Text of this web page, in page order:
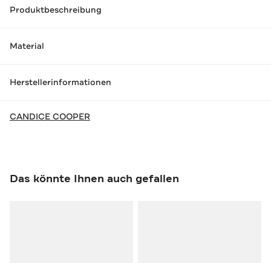
Produktbeschreibung
Material
Herstellerinformationen
CANDICE COOPER
Das könnte Ihnen auch gefallen